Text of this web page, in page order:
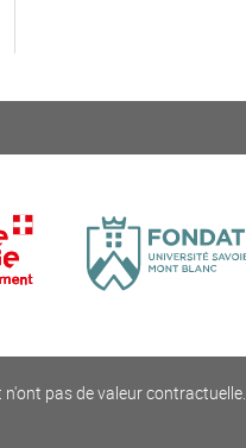
pas de valeur contractuelle.